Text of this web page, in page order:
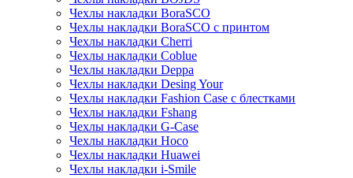
Чехлы накладки BoraSCO
Чехлы накладки BoraSCO с принтом
Чехлы накладки Cherri
Чехлы накладки Coblue
Чехлы накладки Deppa
Чехлы накладки Desing Your
Чехлы накладки Fashion Case с блестками
Чехлы накладки Fshang
Чехлы накладки G-Case
Чехлы накладки Hoco
Чехлы накладки Huawei
Чехлы накладки i-Smile